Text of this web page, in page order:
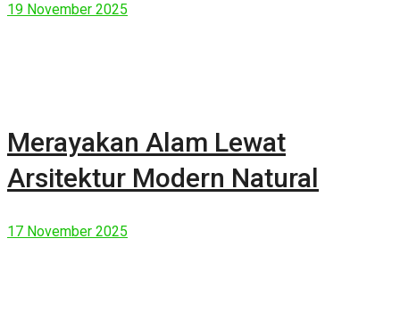
19 November 2025
Merayakan Alam Lewat
Arsitektur Modern Natural
17 November 2025